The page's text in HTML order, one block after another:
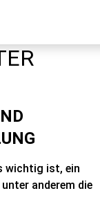
wichtig ist, ein
anderem die